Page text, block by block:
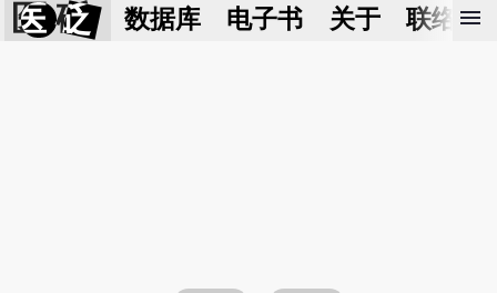
医 砭 数据库 电子书 关于 联络我
menu